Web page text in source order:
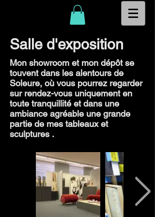
Salle d'exposition
Mon showroom et mon dépôt se
touvent dans les alentours de
Soleure, où vous pourrez regarder
sur rendez-vous uniquement en
toute tranquillité et dans une
ambiance agréable une grande
partie de mes tableaux et
sculptures .